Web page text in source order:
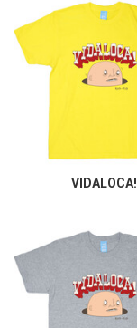
VIDALOCA!